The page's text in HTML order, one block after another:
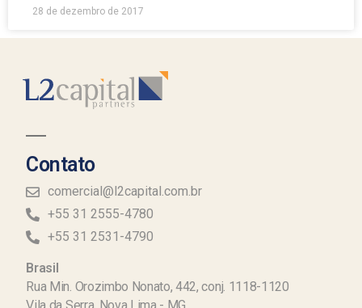
28 de dezembro de 2017
Contato
comercial@l2capital.com.br
+55 31 2555-4780
+55 31 2531-4790
Brasil
Rua Min. Orozimbo Nonato, 442, conj. 1118-1120